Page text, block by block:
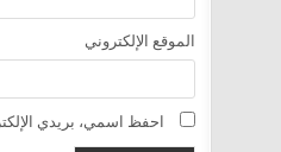
الموقع الإلكتروني
احفظ اسمي، بريدي